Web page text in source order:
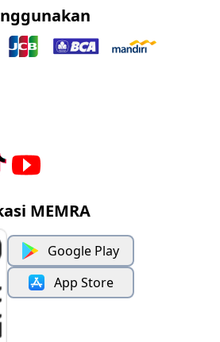
MEMRA
Google Play
App Store